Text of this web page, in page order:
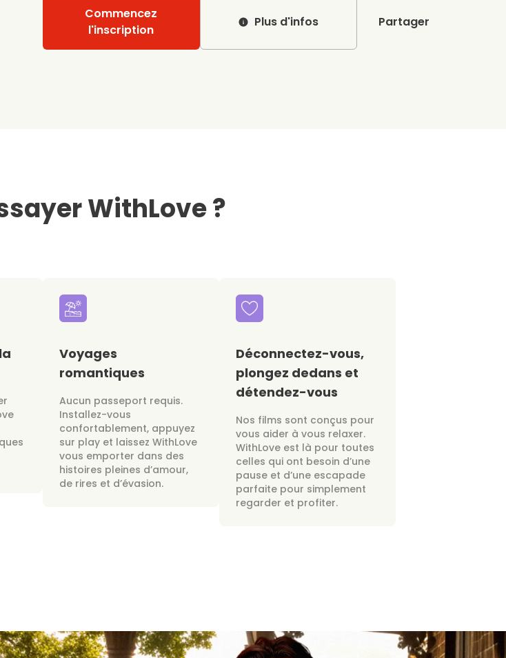
Commencez
l'inscription
Plus d'infos Partager
WithLove ?
Voyages
romantiques
Aucun passeport requis.
Installez-vous
confortablement, appuyez
sur play et laissez WithLove
vous emporter dans des
histoires pleines d’amour,
de rires et d’évasion.
Déconnectez-vous,
plongez dedans et
détendez-vous
Nos films sont conçus pour
vous aider à vous relaxer.
WithLove est là pour toutes
celles qui ont besoin d’une
pause et d’une escapade
parfaite pour simplement
regarder et profiter.